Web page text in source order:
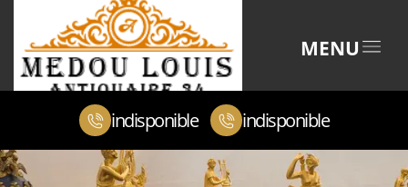
MENU
indisponible indisponible